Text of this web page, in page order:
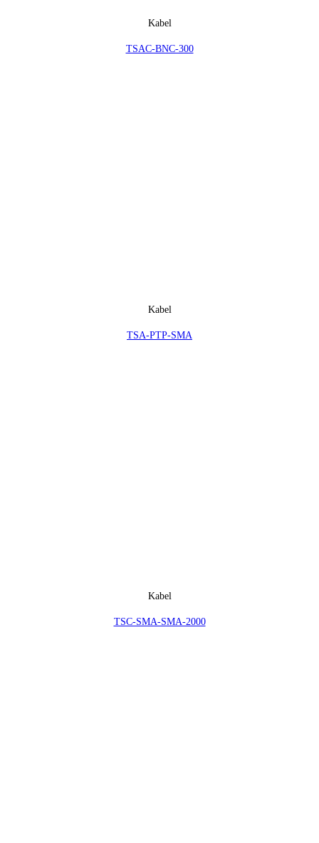
Kabel
TSAC-BNC-300
Kabel
TSA-PTP-SMA
Kabel
TSC-SMA-SMA-2000